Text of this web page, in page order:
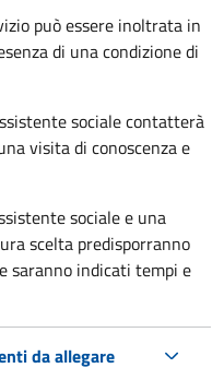
può essere inoltrata in
di una condizione di
sociale contatterà
visita di conoscenza e
sociale e una
scelta predisporranno
saranno indicati tempi e
da allegare